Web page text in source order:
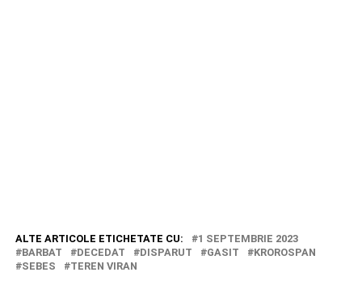
ALTE ARTICOLE ETICHETATE CU:
1 SEPTEMBRIE 2023
BARBAT
DECEDAT DISPARUT GASIT
KROROSPAN
SEBES
TEREN VIRAN